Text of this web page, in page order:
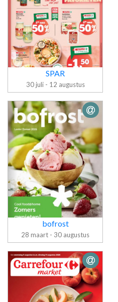
Folder SPAR
SPAR
30 juli - 12 augustus
Folder bofrost
bofrost
28 maart - 30 augustus